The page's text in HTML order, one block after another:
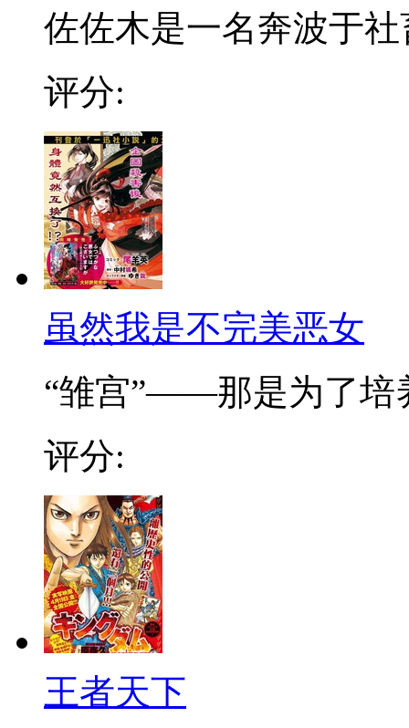
佐佐木是一名奔波于社
评分:
虽然我是不完美恶女
“雏宫”——那是为了培
评分:
王者天下